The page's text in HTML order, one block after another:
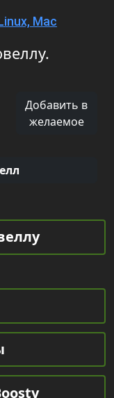
Mac
Добавить в
желаемое